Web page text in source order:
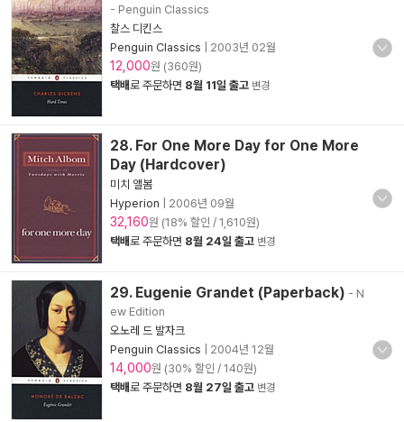
- Penguin Classics
찰스 디킨스
Penguin Classics
2003년 02월
12,000원 (360원)
택배로 주문하면 8월 11일 출고 변경
28. For One More Day for One More
Day (Hardcover)
미치 앨봄
Hyperion
2006년 09월
32,160원 (18% 할인 / 1,610원)
택배로 주문하면 8월 24일 출고 변경
29. Eugenie Grandet (Paperback) - N
ew Edition
오노레 드 발자크
Penguin Classics
2004년 12월
14,000원 (30% 할인 / 140원)
택배로 주문하면 8월 27일 출고 변경